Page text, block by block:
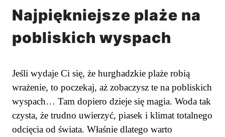
Najpiękniejsze plaże na
pobliskich wyspach
Jeśli wydaje Ci się, że hurghadzkie plaże robią
wrażenie, to poczekaj, aż zobaczysz te na pobliskich
wyspach… Tam dopiero dzieje się magia. Woda tak
czysta, że trudno uwierzyć, piasek i klimat totalnego
odcięcia od świata. Właśnie dlatego warto